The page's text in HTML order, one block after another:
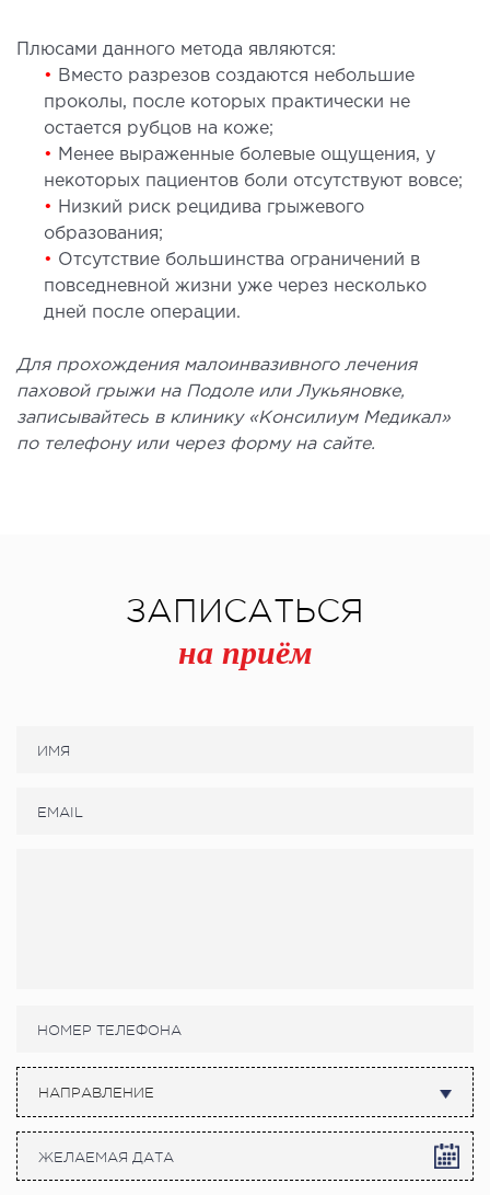
Плюсами данного метода являются:
• Вместо разрезов создаются небольшие
проколы, после которых практически не
остается рубцов на коже;
•
Менее выраженные болевые ощущения, у
некоторых пациентов боли отсутствуют вовсе;
• Низкий риск рецидива грыжевого
образования;
• Отсутствие большинства ограничений в
повседневной жизни уже через несколько
дней после операции.
Для прохождения малоинвазивного лечения
паховой грыжи на Подоле или Лукьяновке,
записывайтесь в клинику «Консилиум Медикал»
по телефону или через форму на сайте.
ЗАПИСАТЬСЯ
на приём
НАПРАВЛЕНИЕ